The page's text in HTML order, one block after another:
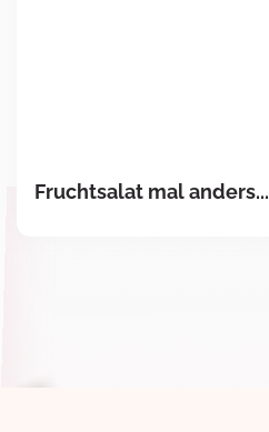
Fruchtsalat mal anders...